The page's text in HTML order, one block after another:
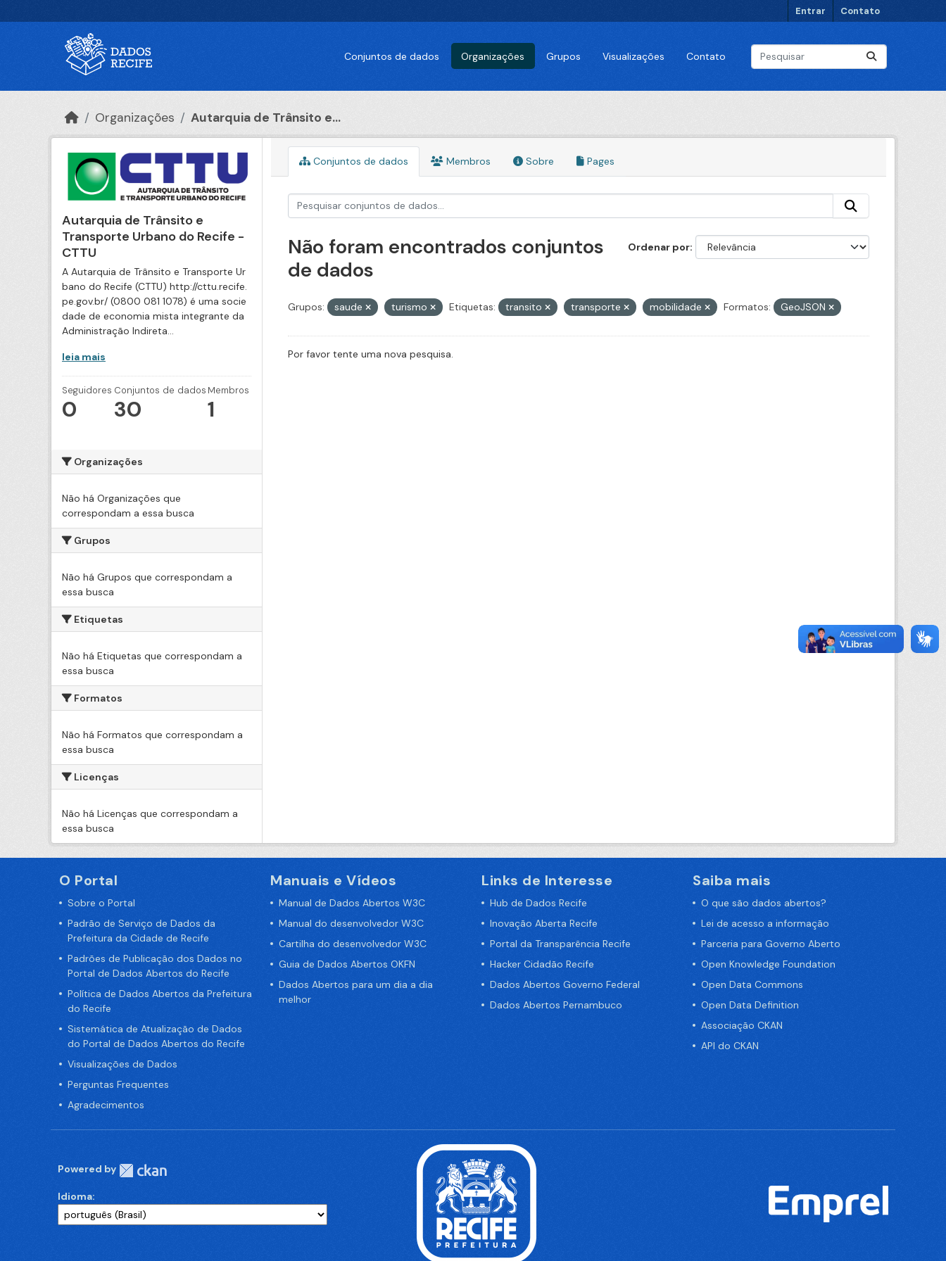
Entrar Contato
Conjuntos de dados Organizações Grupos Visualizações Contato
Organizações Autarquia de Trânsito e...
Autarquia de Trânsito e
Transporte Urbano do Recife -
CTTU
A Autarquia de Trânsito e Transporte Ur
bano do Recife (CTTU) http://cttu.recife.
pe.gov.br/ (0800 081 1078) é uma socie
dade de economia mista integrante da
Administração Indireta...
leia mais
Seguidores
0
Conjuntos de dados
30
Membros
1
Organizações
Não há Organizações que
correspondam a essa busca
Grupos
Não há Grupos que correspondam a
essa busca
Etiquetas
Não há Etiquetas que correspondam a
essa busca
Formatos
Não há Formatos que correspondam a
essa busca
Licenças
Não há Licenças que correspondam a
essa busca
Conjuntos de dados Membros Sobre Pages
Ordenar por
Não foram encontrados conjuntos
de dados
Grupos: saude turismo Etiquetas: transito transporte mobilidade Formatos: GeoJSON
Por favor tente uma nova pesquisa.
O Portal
Sobre o Portal
Padrão de Serviço de Dados da
Prefeitura da Cidade de Recife
Padrões de Publicação dos Dados no
Portal de Dados Abertos do Recife
Política de Dados Abertos da Prefeitura
do Recife
Sistemática de Atualização de Dados
do Portal de Dados Abertos do Recife
Visualizações de Dados
Perguntas Frequentes
Agradecimentos
Manuais e Vídeos
Manual de Dados Abertos W3C
Manual do desenvolvedor W3C
Cartilha do desenvolvedor W3C
Guia de Dados Abertos OKFN
Dados Abertos para um dia a dia
melhor
Links de Interesse
Hub de Dados Recife
Inovação Aberta Recife
Portal da Transparência Recife
Hacker Cidadão Recife
Dados Abertos Governo Federal
Dados Abertos Pernambuco
Saiba mais
O que são dados abertos?
Lei de acesso a informação
Parceria para Governo Aberto
Open Knowledge Foundation
Open Data Commons
Open Data Definition
Associação CKAN
API do CKAN
Powered by
Idioma